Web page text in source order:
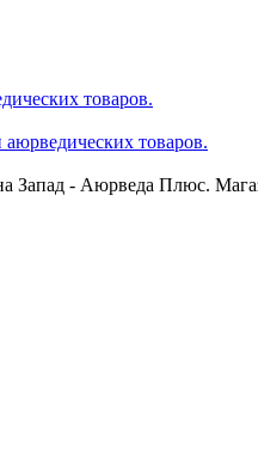
товаров.
товаров.
Запад - Аюрведа Плюс.